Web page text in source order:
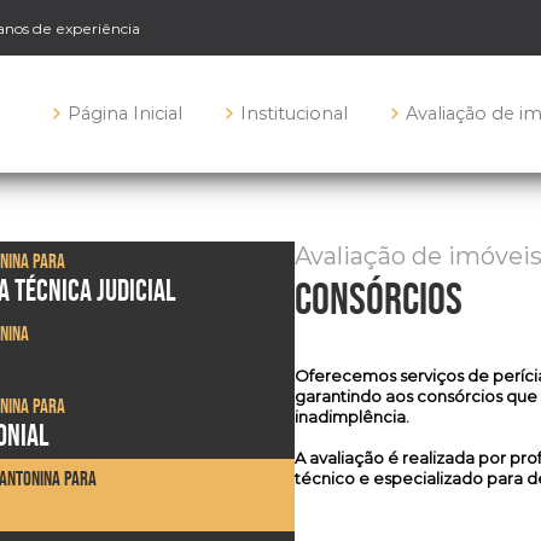
de experiência
Página Inicial Institucional Avaliação de
para
TÉCNICA JUDICIAL
para
para
Avaliação de
consórcios
Oferecemos serviços de
garantindo aos consórcios
inadimplência.
A avaliação é realizada por
técnico e especializado para